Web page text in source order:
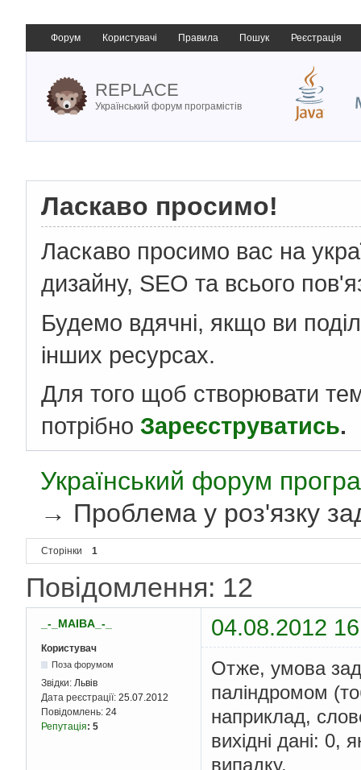
Форум Користувачі Правила Пошук Реєстрація
REPLACE
Український форум програмістів
Ласкаво просимо!
Ласкаво просимо вас на
дизайну, SEO та всього
Будемо вдячні, якщо ви
інших ресурсах.
Для того щоб створювати
потрібно Зареєструватись.
Український форум
→ Проблема у роз'язку
Сторінки 1
Повідомлення: 12
_-_MAIBA_-_ 04.08.2012
Користувач
Поза форумом
Звідки: Львів
Дата реєстрації: 25.07.2012
Повідомлень: 24
Репутація: 5
Отже, умова
паліндромом
наприклад,
вихідні дані:
випадку.